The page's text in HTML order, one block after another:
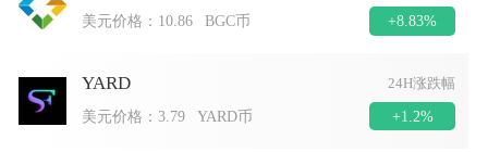
美元价格： 10.86 BGC币 +8.83%
YARD 24H涨跌幅
美元价格：3.79 YARD币 +1.2%